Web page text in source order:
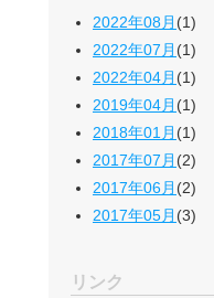
2022年08月 (1)
2022年07月 (1)
2022年04月 (1)
2019年04月 (1)
2018年01月 (1)
2017年07月 (2)
2017年06月 (2)
2017年05月 (3)
リンク